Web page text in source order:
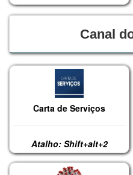
Canal
Carta de Serviços
Atalho: Shift+alt+2